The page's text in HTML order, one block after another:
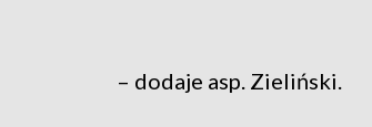
– dodaje asp. Zieliński.